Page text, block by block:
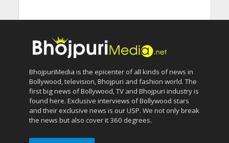
BhojpuriMedia is the epicenter of all kinds of news in
Bollywood, television, Bhojpuri and fashion world. The
first big news of Bollywood, TV and Bhojpuri industry is
found here. Exclusive interviews of Bollywood stars
and their exclusive news is our USP. We not only break
the news but also cover it 360 degrees.